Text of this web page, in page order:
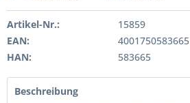
Artikel-Nr.:
15859
EAN:
4001750583665
HAN:
583665
Beschreibung